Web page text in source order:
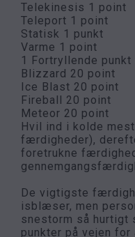
Telekinesis 1 point
Teleport 1 point
Statisk 1 punkt
Varme 1 point
1 Fortryllende
Blizzard 20 point
Ice Blast 20 point
Fireball 20 point
Meteor 20 point
Hvil ind i kolde
færdigheder),
foretrukne
De vigtigste
isblæser, men
snestorm så hurtigt
punkter på vejen